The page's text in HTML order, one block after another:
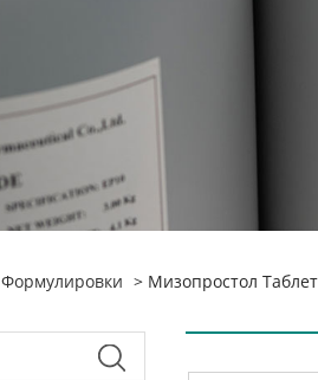
Формулировки > Мизопростол